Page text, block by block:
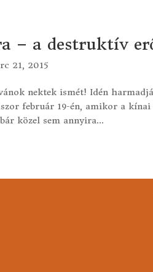
– a destruktív
21, 2015
nektek ismét! Idén
február 19-én, amikor a
közel sem annyira...